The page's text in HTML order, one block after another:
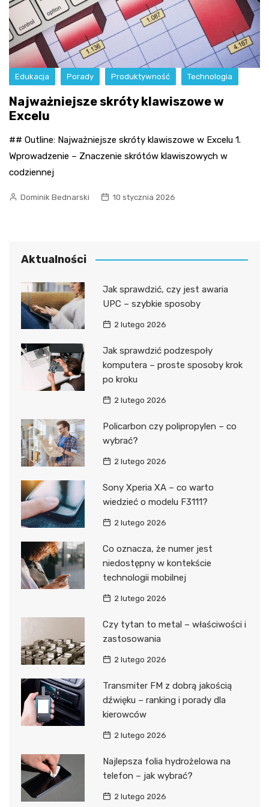
Edukacja Porady Produktywność Technologia
Najważniejsze skróty klawiszowe w
Excelu
## Outline: Najważniejsze skróty klawiszowe w Excelu 1.
Wprowadzenie – Znaczenie skrótów klawiszowych w
codziennej
Dominik Bednarski 10 stycznia 2026
Aktualności
Jak sprawdzić, czy jest awaria
UPC – szybkie sposoby
2 lutego 2026
Jak sprawdzić podzespoły
komputera – proste sposoby krok
po kroku
2 lutego 2026
Policarbon czy polipropylen – co
wybrać?
2 lutego 2026
Sony Xperia XA – co warto
wiedzieć o modelu F3111?
2 lutego 2026
Co oznacza, że numer jest
niedostępny w kontekście
technologii mobilnej
2 lutego 2026
Czy tytan to metal – właściwości i
zastosowania
2 lutego 2026
Transmiter FM z dobrą jakością
dźwięku – ranking i porady dla
kierowców
2 lutego 2026
Najlepsza folia hydrożelowa na
telefon – jak wybrać?
2 lutego 2026